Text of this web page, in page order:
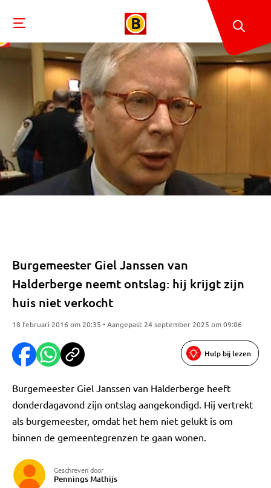
Burgemeester Giel Janssen van
Halderberge neemt ontslag: hij krijgt zijn
huis niet verkocht
18 februari 2016 om 20:35 • Aangepast 24 september 2025 om 09:06
Hulp bij lezen
Burgemeester Giel Janssen van Halderberge heeft
donderdagavond zijn ontslag aangekondigd. Hij vertrekt
als burgemeester, omdat het hem niet gelukt is om
binnen de gemeentegrenzen te gaan wonen.
Geschreven door
Pennings Mathijs